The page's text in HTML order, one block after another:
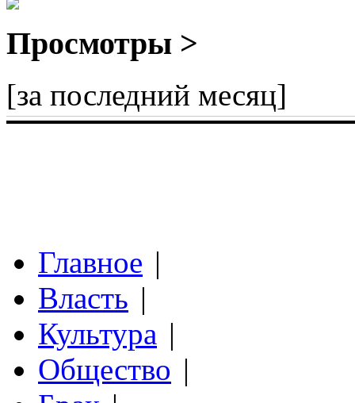
Просмотры >
[за последний месяц]
Главное |
Власть |
Культура |
Общество |